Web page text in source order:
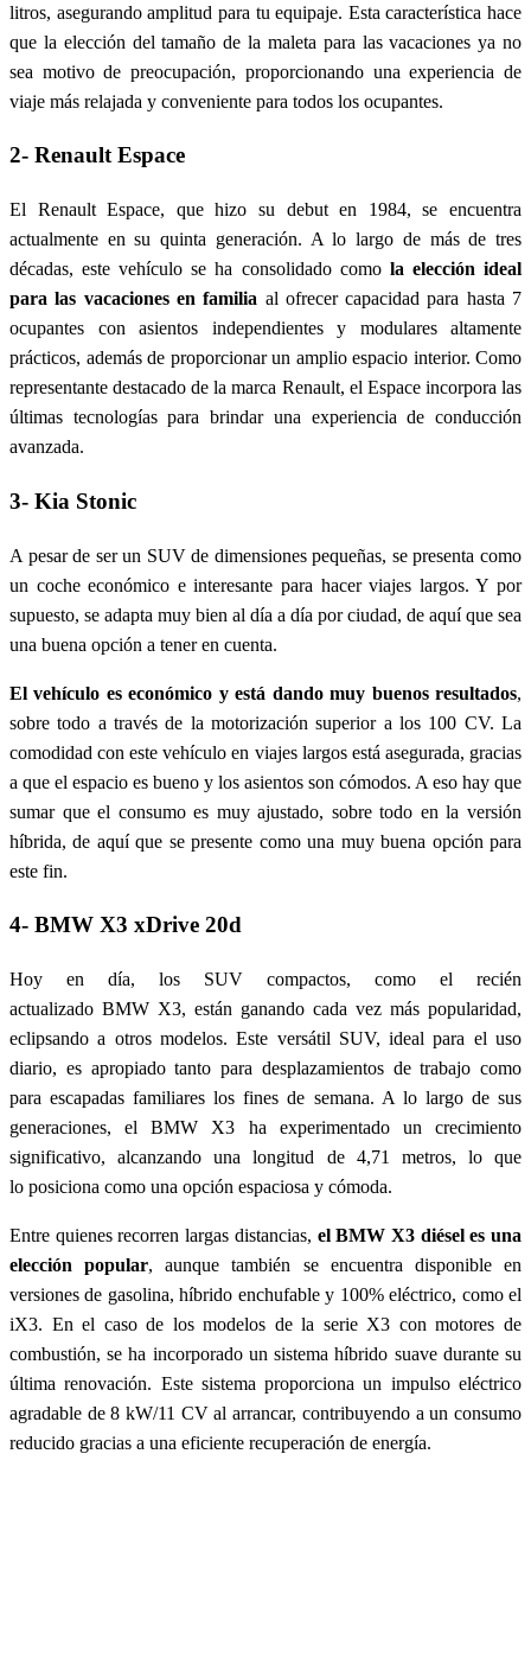
litros, asegurando amplitud para tu equipaje. Esta característica hace
que la elección del tamaño de la maleta para las vacaciones ya no
sea motivo de preocupación, proporcionando una experiencia de
viaje más relajada y conveniente para todos los ocupantes.
2- Renault Espace
El Renault Espace, que hizo su debut en 1984, se encuentra
actualmente en su quinta generación. A lo largo de más de tres
décadas, este vehículo se ha consolidado como la elección ideal
para las vacaciones en familia al ofrecer capacidad para hasta 7
ocupantes con asientos independientes y modulares altamente
prácticos, además de proporcionar un amplio espacio interior. Como
representante destacado de la marca Renault, el Espace incorpora las
últimas tecnologías para brindar una experiencia de conducción
avanzada.
3- Kia Stonic
A pesar de ser un SUV de dimensiones pequeñas, se presenta como
un coche económico e interesante para hacer viajes largos. Y por
supuesto, se adapta muy bien al día a día por ciudad, de aquí que sea
una buena opción a tener en cuenta.
El vehículo es económico y está dando muy buenos resultados,
sobre todo a través de la motorización superior a los 100 CV. La
comodidad con este vehículo en viajes largos está asegurada, gracias
a que el espacio es bueno y los asientos son cómodos. A eso hay que
sumar que el consumo es muy ajustado, sobre todo en la versión
híbrida, de aquí que se presente como una muy buena opción para
este fin.
4- BMW X3 xDrive 20d
Hoy en día, los SUV compactos, como el recién
actualizado BMW X3, están ganando cada vez más popularidad,
eclipsando a otros modelos. Este versátil SUV, ideal para el uso
diario, es apropiado tanto para desplazamientos de trabajo como
para escapadas familiares los fines de semana. A lo largo de sus
generaciones, el BMW X3 ha experimentado un crecimiento
significativo, alcanzando una longitud de 4,71 metros, lo que
lo posiciona como una opción espaciosa y cómoda.
Entre quienes recorren largas distancias, el BMW X3 diésel es una
elección popular, aunque también se encuentra disponible en
versiones de gasolina, híbrido enchufable y 100% eléctrico, como el
iX3. En el caso de los modelos de la serie X3 con motores de
combustión, se ha incorporado un sistema híbrido suave durante su
última renovación. Este sistema proporciona un impulso eléctrico
agradable de 8 kW/11 CV al arrancar, contribuyendo a un consumo
reducido gracias a una eficiente recuperación de energía.